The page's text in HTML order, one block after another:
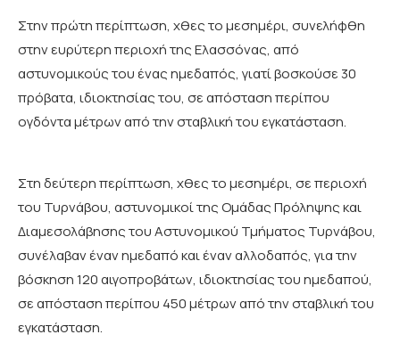
Στην πρώτη περίπτωση, χθες το μεσημέρι, συνελήφθη
στην ευρύτερη περιοχή της Ελασσόνας, από
αστυνομικούς του ένας ημεδαπός, γιατί βοσκούσε 30
πρόβατα, ιδιοκτησίας του, σε απόσταση περίπου
ογδόντα μέτρων από την σταβλική του εγκατάσταση.
Στη δεύτερη περίπτωση, χθες το μεσημέρι, σε περιοχή
του Τυρνάβου, αστυνομικοί της Ομάδας Πρόληψης και
Διαμεσολάβησης του Αστυνομικού Τμήματος Τυρνάβου,
συνέλαβαν έναν ημεδαπό και έναν αλλοδαπός, για την
βόσκηση 120 αιγοπροβάτων, ιδιοκτησίας του ημεδαπού,
σε απόσταση περίπου 450 μέτρων από την σταβλική του
εγκατάσταση.